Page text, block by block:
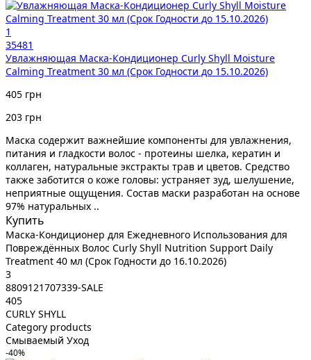
1
35481
Увлажняющая Маска-Кондиционер Curly Shyll Moisture
Calming Treatment 30 мл (Срок Годности до 15.10.2026)
405 грн
203 грн
Маска содержит важнейшие компоненты для увлажнения,
питания и гладкости волос - протеины шелка, кератин и
коллаген, натуральные экстракты трав и цветов. Средство
также заботится о коже головы: устраняет зуд, шелушение,
неприятные ощущения. Состав маски разработан на основе
97% натуральных ..
Купить
Маска-Кондиционер для Ежедневного Использования для
Повреждённых Волос Curly Shyll Nutrition Support Daily
Treatment 40 мл (Срок Годности до 16.10.2026)
3
8809121707339-SALE
405
CURLY SHYLL
Category products
Смываемый Уход
-40%